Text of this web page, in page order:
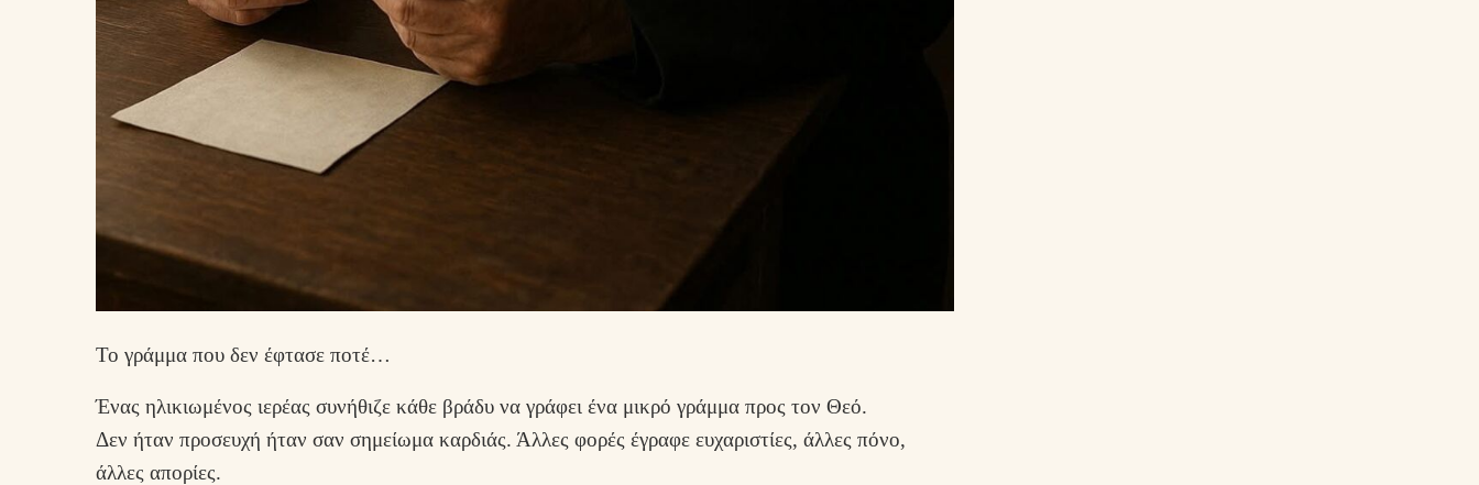
Το γράμμα που δεν έφτασε ποτέ…
Ένας ηλικιωμένος ιερέας συνήθιζε κάθε βράδυ να γράφει ένα μικρό γράμμα προς τον Θεό.
Δεν ήταν προσευχή ήταν σαν σημείωμα καρδιάς. Άλλες φορές έγραφε ευχαριστίες, άλλες πόνο,
άλλες απορίες.